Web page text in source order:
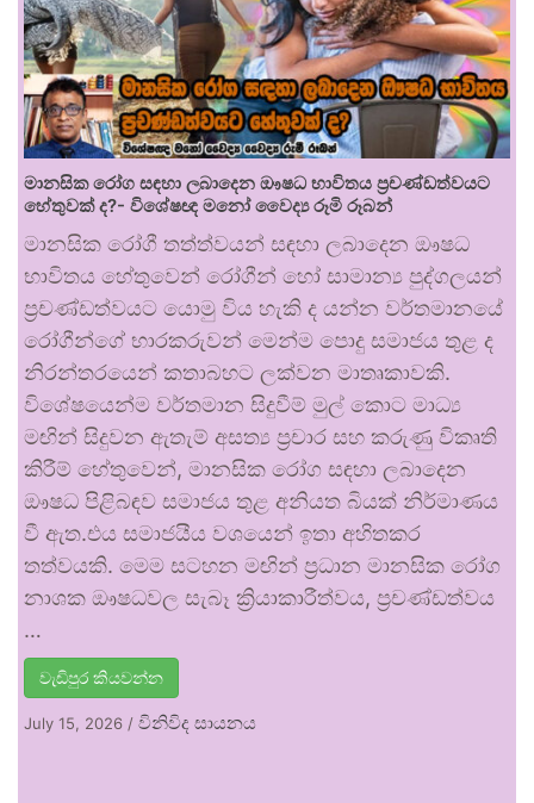
මානසික රෝග සඳහා ලබාදෙන ඖෂධ භාවිතය ප්‍රචණ්ඩත්වයට
හේතුවක් ද?- විශේෂඥ මනෝ වෛද්‍ය රූමි රූබන්
මානසික රෝගී තත්ත්වයන් සඳහා ලබාදෙන ඖෂධ
භාවිතය හේතුවෙන් රෝගීන් හෝ සාමාන්‍ය පුද්ගලයන්
ප්‍රචණ්ඩත්වයට යොමු විය හැකි ද යන්න වර්තමානයේ
රෝගීන්ගේ භාරකරුවන් මෙන්ම පොදු සමාජය තුළ ද
නිරන්තරයෙන් කතාබහට ලක්වන මාතෘකාවකි.
විශේෂයෙන්ම වර්තමාන සිදුවීම් මුල් කොට මාධ්‍ය
මඟින් සිදුවන ඇතැම් අසත්‍ය ප්‍රචාර සහ කරුණු විකෘති
කිරීම් හේතුවෙන්, මානසික රෝග සඳහා ලබාදෙන
ඖෂධ පිළිබඳව සමාජය තුළ අනියත බියක් නිර්මාණය
වී ඇත.එය සමාජයීය වශයෙන් ඉතා අහිතකර
තත්වයකි. මෙම සටහන මඟින් ප්‍රධාන මානසික රෝග
නාශක ඖෂධවල සැබෑ ක්‍රියාකාරීත්වය, ප්‍රචණ්ඩත්වය
…
වැඩිපුර කියවන්න
July 15, 2026 / විනිවිද සායනය